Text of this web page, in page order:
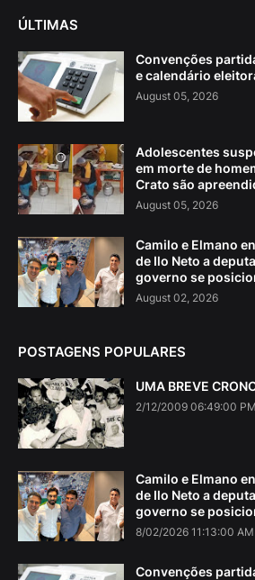
ÚLTIMAS
Convenções
e calendário
August 05, 2026
Adolescentes
em morte de
Crato são
August 05, 2026
Camilo e Elmano
de Ilo Neto a
governo se
August 02, 2026
POSTAGENS POPULARES
UMA BREVE
2/12/2009 06:49:00 PM
Camilo e Elmano
de Ilo Neto a
governo se
8/02/2026 11:13:00 AM
Convenções